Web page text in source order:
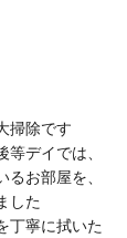
掃除です
デイでは、
るお部屋を、
した
丁寧に拭いた